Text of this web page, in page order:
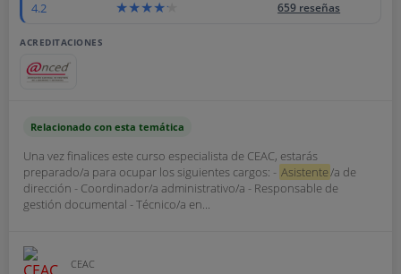
4.2 659 reseñas
ACREDITACIONES
Relacionado con esta temática
Una vez finalices este curso especialista de CEAC, estarás
preparado/a para ocupar los siguientes cargos: - Asistente/a de
dirección - Coordinador/a administrativo/a - Responsable de
gestión documental - Técnico/a en...
CEAC